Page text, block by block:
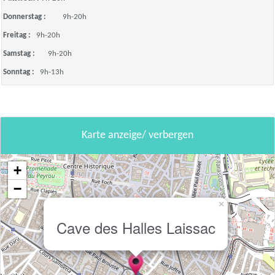
Donnerstag : 9h-20h
Freitag : 9h-20h
Samstag : 9h-20h
Sonntag : 9h-13h
Karte anzeige/ verbergen
Cave des Halles Laissac
×
+
−